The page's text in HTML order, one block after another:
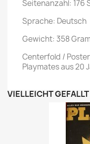
Seitenanzahl: 176
Sprache: Deutsch
Gewicht: 358
Centerfold /
Playmates aus 20
VIELLEICHT